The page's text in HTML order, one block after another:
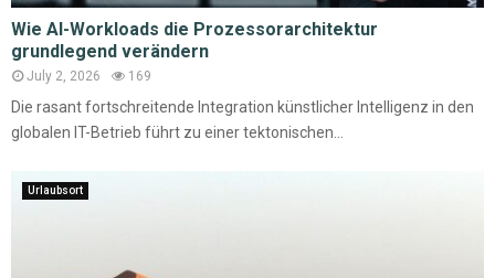
Wie AI-Workloads die Prozessorarchitektur
grundlegend verändern
July 2, 2026 169
Die rasant fortschreitende Integration künstlicher Intelligenz in den
globalen IT-Betrieb führt zu einer tektonischen...
Urlaubsort